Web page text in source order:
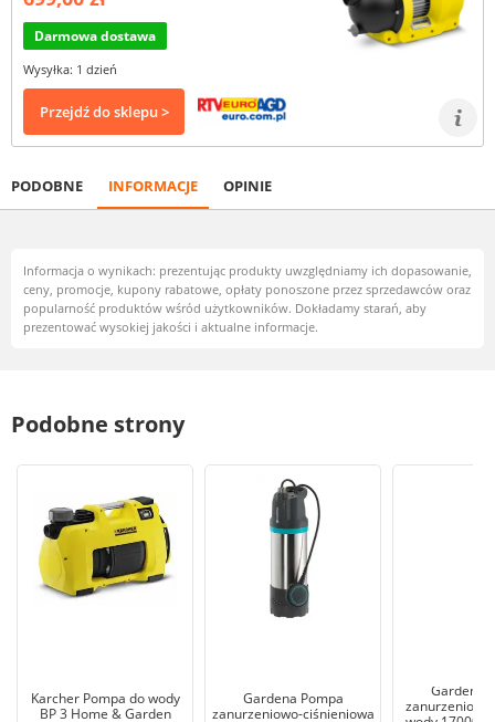
Darmowa dostawa
Wysyłka: 1 dzień
Przejdź do sklepu >
PODOBNE INFORMACJE OPINIE
Informacja o wynikach: prezentując produkty uwzględniamy ich dopasowanie,
ceny, promocje, kupony rabatowe, opłaty ponoszone przez sprzedawców oraz
popularność produktów wśród użytkowników. Dokładamy starań, aby
prezentować wysokiej jakości i aktualne informacje.
Podobne strony
Karcher Pompa do wody
BP 3 Home & Garden
Gardena Pompa
zanurzeniowo-ciśnieniowa
Gardena
zanurzeniowa